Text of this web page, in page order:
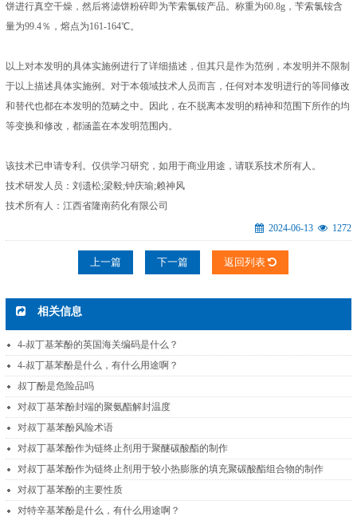
饼进行真空干燥，然后将滤饼粉碎即为苄索氯铵产品。称重为60.8g，苄索氯铵含
量为99.4％，熔点为161-164℃。
以上对本发明的具体实施例进行了详细描述，但其只是作为范例，本发明并不限制
于以上描述具体实施例。对于本领域技术人员而言，任何对本发明进行的等同修改
和替代也都在本发明的范畴之中。因此，在不脱离本发明的精神和范围下所作的均
等变换和修改，都涵盖在本发明范围内。
该技术已申请专利。仅供学习研究，如用于商业用途，请联系技术所有人。
技术研发人员：刘遗松;梁毅;钟庆瑜;赖神风
技术所有人：江西省隆南药化有限公司
2024-06-13
1272
上一篇 下一篇 返回列表
相关信息
4-叔丁基苯酚的英国海关编码是什么？
4-叔丁基苯酚是什么，有什么用途啊？
叔丁酚是危险品吗
对叔丁基苯酚封端的聚氨酯解封温度
对叔丁基苯酚风险术语
对叔丁基苯酚作为链终止剂用于聚醚碳酸酯的制作
对叔丁基苯酚作为链终止剂用于较小热膨胀的填充聚碳酸酯组合物的制作
对叔丁基苯酚的主要性质
对特辛基苯酚是什么，有什么用途啊？